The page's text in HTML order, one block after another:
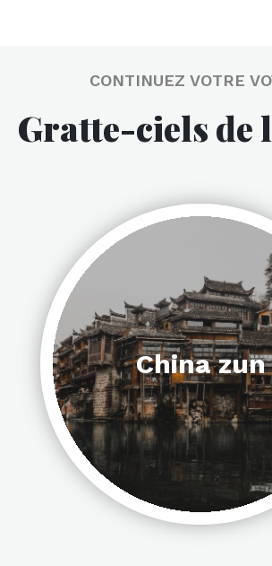
CONTINUEZ VOTRE
Gratte-ciels de
China zun